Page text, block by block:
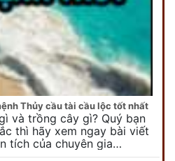
Thủy cầu tài cầu lộc tốt nhất
và trồng cây gì? Quý bạn
thì hãy xem ngay bài viết
tích của chuyên gia…